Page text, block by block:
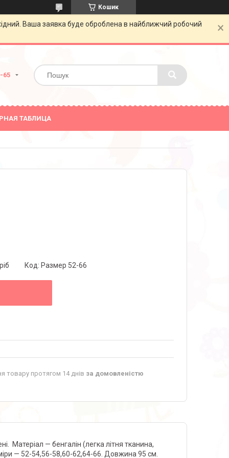
Кошик
Ваша заявка буде оброблена в найближчий робочий
65
ТАБЛИЦА
Код: Размер 52-66
товару протягом 14 днів за домовленістю
Матеріал — бенгалін (легка літня тканина,
— 52-54,56-58,60-62,64-66. Довжина 95 см.